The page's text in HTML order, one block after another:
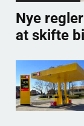
Nye
at skifte